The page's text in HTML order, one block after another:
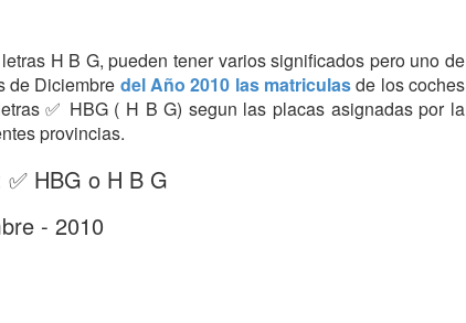
H B G, pueden tener varios significados pero uno de
de Diciembre del Año 2010 las matriculasde los coches
✅ HBG ( H B G) segun las placas asignadas por la
provincias.
HBG o H B G
- 2010